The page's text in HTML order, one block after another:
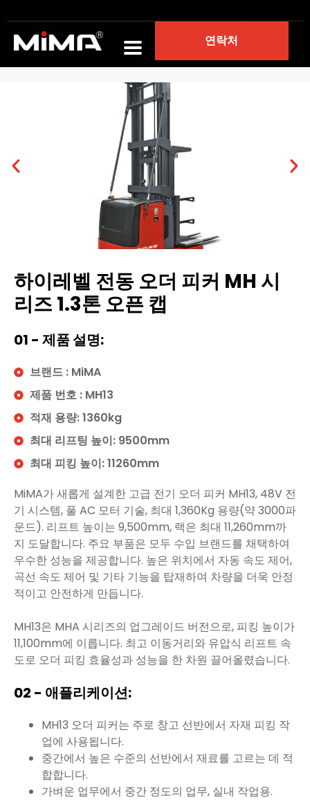
연락처
홈 포트폴리오
전자 주문 피커
하이레벨 전동 오더 피커 MH 시리즈 1.3톤 오픈 캡
하이레벨 전동 오더 피커 MH 시
리즈 1.3톤 오픈 캡
01 - 제품 설명:
브랜드 : MiMA
제품 번호 : MH13
적재 용량: 1360kg
최대 리프팅 높이: 9500mm
최대 피킹 높이: 11260mm
MiMA가 새롭게 설계한 고급 전기 오더 피커 MH13, 48V 전
기 시스템, 풀 AC 모터 기술, 최대 1,360Kg 용량(약 3000파
운드). 리프트 높이는 9,500mm, 랙은 최대 11,260mm까
지 도달합니다. 주요 부품은 모두 수입 브랜드를 채택하여
우수한 성능을 제공합니다. 높은 위치에서 자동 속도 제어,
곡선 속도 제어 및 기타 기능을 탑재하여 차량을 더욱 안정
적이고 안전하게 만듭니다.
MH13은 MHA 시리즈의 업그레이드 버전으로, 피킹 높이가
11,100mm에 이릅니다. 최고 이동거리와 유압식 리프트 속
도로 오더 피킹 효율성과 성능을 한 차원 끌어올렸습니다.
02 - 애플리케이션:
MH13 오더 피커는 주로 창고 선반에서 자재 피킹 작
업에 사용됩니다.
중간에서 높은 수준의 선반에서 재료를 고르는 데 적
합합니다.
가벼운 업무에서 중간 정도의 업무, 실내 작업용.